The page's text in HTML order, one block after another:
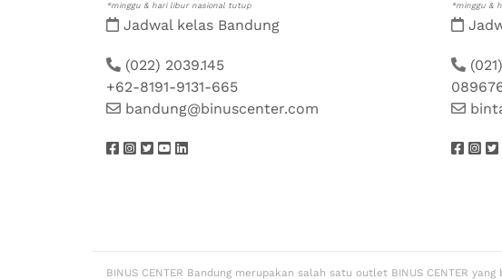
*minggu & hari libur nasional tutup
Jadwal kelas Bandung
(022) 2039.145
+62-8191-9131-665
bandung@binuscenter.com
*minggu &
BINUS CENTER Bandung merupakan salah satu outlet BINUS CENTER